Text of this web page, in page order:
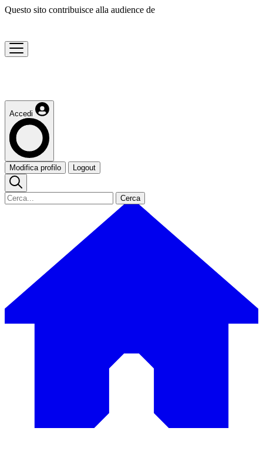
Questo sito contribuisce alla audience de
Accedi
Modifica profilo Logout
Cerca